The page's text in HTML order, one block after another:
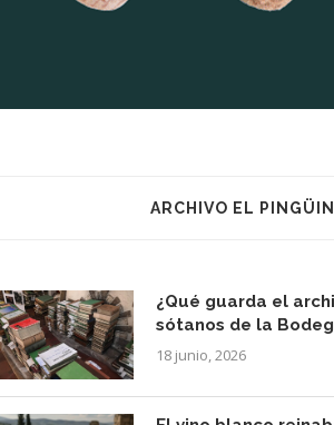
ARCHIVO EL
¿Qué guarda el
sótanos de la
18 junio, 2026